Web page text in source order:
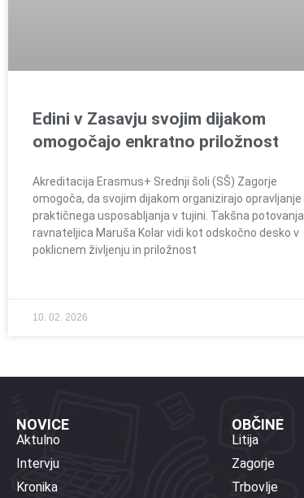
Edini v Zasavju svojim dijakom
omogočajo enkratno priložnost
Akreditacija Erasmus+ Srednji šoli (SŠ) Zagorje
omogoča, da svojim dijakom organizirajo opravljanje
praktičnega usposabljanja v tujini. Takšna potovanja
ravnateljica Maruša Kolar vidi kot odskočno desko v
poklicnem življenju in priložnost
10. 02. 2026
NOVICE
Aktulno
Intervju
Kronika
OBČINE
Litija
Zagorje
Trbovlje